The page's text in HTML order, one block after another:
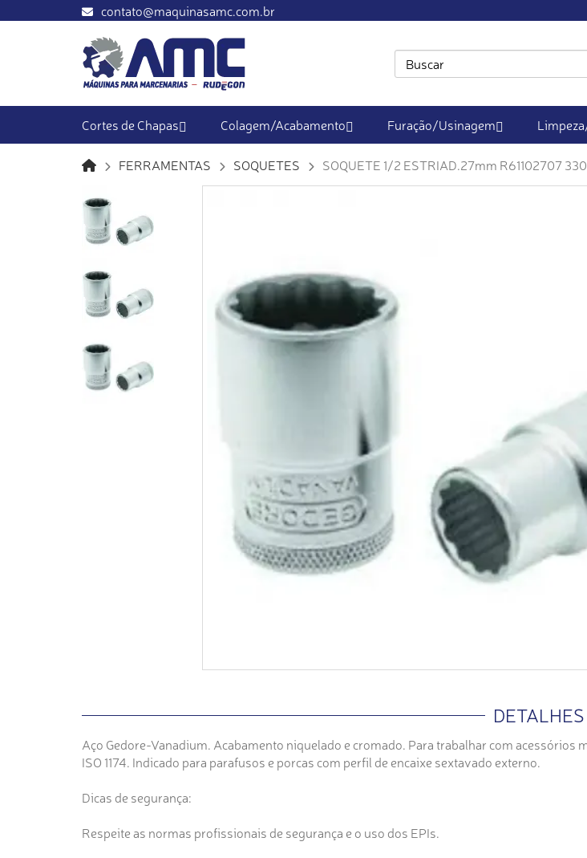
contato@maquinasamc.com.br
Cortes de Chapas Colagem/Acabamento Furação/Usinagem
FERRAMENTAS SOQUETES SOQUETE 1/2 ESTRIAD.27mm R61102707
DETALHES
Aço Gedore-Vanadium. Acabamento niquelado e cromado. Para trabalhar com acessórios
ISO 1174. Indicado para parafusos e porcas com perfil de encaixe sextavado externo.
Dicas de segurança:
Respeite as normas profissionais de segurança e o uso dos EPIs.